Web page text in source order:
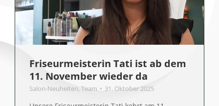
Friseurmeisterin Tati ist ab dem
11. November wieder da
Salon-Neuheiten,Team 31. Oktober 2025